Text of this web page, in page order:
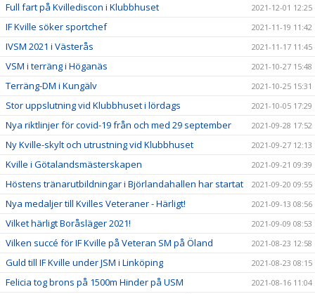
Full fart på Kvillediscon i Klubbhuset 2021-12-01 12:25
IF Kville söker sportchef 2021-11-19 11:42
IVSM 2021 i Västerås 2021-11-17 11:45
VSM i terräng i Höganäs 2021-10-27 15:48
Terräng-DM i Kungälv 2021-10-25 15:31
Stor uppslutning vid Klubbhuset i lördags 2021-10-05 17:29
Nya riktlinjer för covid-19 från och med 29 september 2021-09-28 17:52
Ny Kville-skylt och utrustning vid Klubbhuset 2021-09-27 12:13
Kville i Götalandsmästerskapen 2021-09-21 09:39
Höstens tränarutbildningar i Björlandahallen har startat 2021-09-20 09:55
Nya medaljer till Kvilles Veteraner - Härligt! 2021-09-13 08:56
Vilket härligt Boråsläger 2021! 2021-09-09 08:53
Vilken succé för IF Kville på Veteran SM på Öland 2021-08-23 12:58
Guld till IF Kville under JSM i Linköping 2021-08-23 08:15
Felicia tog brons på 1500m Hinder på USM 2021-08-16 11:04